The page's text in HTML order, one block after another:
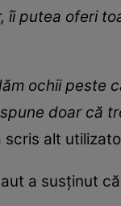
îi putea oferi
ochii peste
doar că
scris alt
a susținut